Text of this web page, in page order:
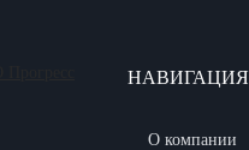
НАВИГАЦИЯ
О компании